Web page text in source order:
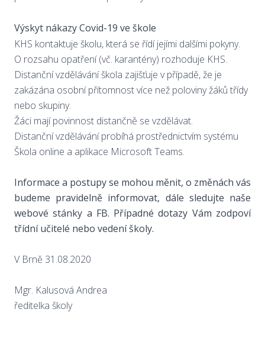
Výskyt nákazy Covid-19 ve škole
KHS kontaktuje školu, která se řídí jejími dalšími pokyny.
O rozsahu opatření (vč. karantény) rozhoduje KHS.
Distanční vzdělávání škola zajišťuje v případě, že je
zakázána osobní přítomnost více než poloviny žáků třídy
nebo skupiny.
Žáci mají povinnost distančně se vzdělávat.
Distanční vzdělávání probíhá prostřednictvím systému
Škola online a aplikace Microsoft Teams.
Informace a postupy se mohou měnit, o změnách vás
budeme pravidelně informovat, dále sledujte naše
webové stánky a FB. Případné dotazy Vám zodpoví
třídní učitelé nebo vedení školy.
V Brně 31.08.2020
Mgr. Kalusová Andrea
ředitelka školy